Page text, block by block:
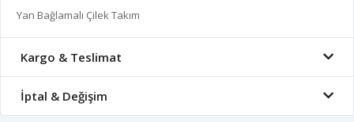
Yan Bağlamalı Çilek Takım
Kargo & Teslimat
İptal & Değişim